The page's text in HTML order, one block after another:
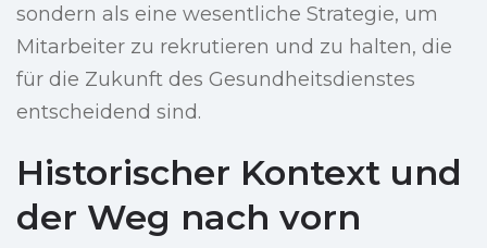
sondern als eine wesentliche Strategie, um
Mitarbeiter zu rekrutieren und zu halten, die
für die Zukunft des Gesundheitsdienstes
entscheidend sind.
Historischer Kontext und
der Weg nach vorn